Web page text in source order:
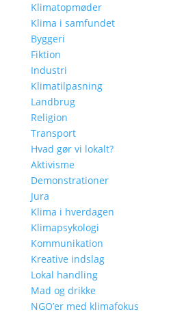
Klimatopmøder
Klima i samfundet
Byggeri
Fiktion
Industri
Klimatilpasning
Landbrug
Religion
Transport
Hvad gør vi lokalt?
Aktivisme
Demonstrationer
Jura
Klima i hverdagen
Klimapsykologi
Kommunikation
Kreative indslag
Lokal handling
Mad og drikke
NGO’er med klimafokus